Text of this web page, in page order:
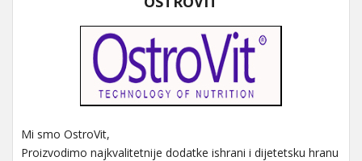
Mi smo OstroVit,
Proizvodimo najkvalitetnije dodatke ishrani i dijetetsku hranu